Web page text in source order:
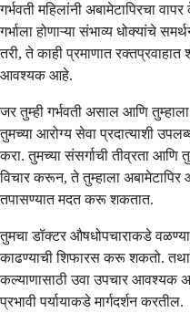
गर्भवती महिलांनी अबामेटापिरचा
गर्भाला होणाऱ्या संभाव्य धोक्यांचे
तरी, ते काही प्रमाणात
आवश्यक आहे.
जर तुम्ही गर्भवती असाल आणि
तुमच्या आरोग्य सेवा प्रदात्याशी
करा. तुमच्या संसर्गाची तीव्रता आणि
विचार करून, ते तुम्हाला
तपासण्यात मदत करू शकतात.
तुमचा डॉक्टर औषधोपचाराकडे
काढण्याची शिफारस करू शकतो.
कल्याणासाठी उवा उपचार आवश्यक
प्रभावी पर्यायाकडे मार्गदर्शन करतील.